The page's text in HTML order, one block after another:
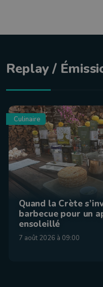
Replay /
Culinaire
Quand la Crète
barbecue pour un
ensoleillé
7 août 2026 à 09:00